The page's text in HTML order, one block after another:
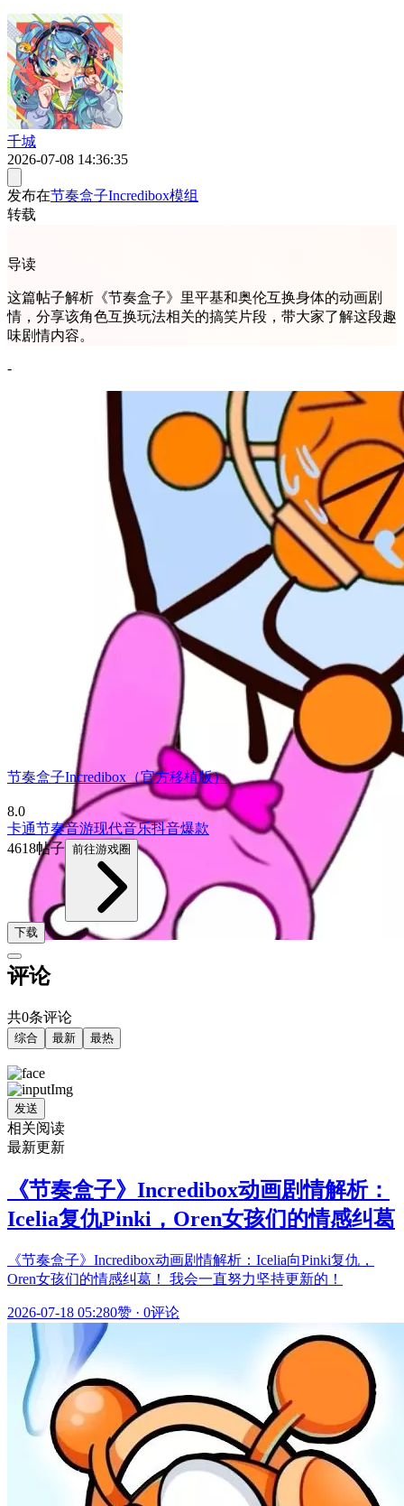
千城
2026-07-08 14:36:35
发布在节奏盒子Incredibox模组
转载
导读
这篇帖子解析《节奏盒子》里平基和奥伦互换身体的动画剧
情，分享该角色互换玩法相关的搞笑片段，带大家了解这段趣
味剧情内容。
-
节奏盒子Incredibox（官方移植版）
8.0
卡通节奏音游现代音乐抖音爆款
4618帖子 前往游戏圈
下载
评论
共0条评论
综合 最新 最热
发送
相关阅读
最新更新
《节奏盒子》Incredibox动画剧情解析：
Icelia复仇Pinki，Oren女孩们的情感纠葛
《节奏盒子》Incredibox动画剧情解析：Icelia向Pinki复仇，
Oren女孩们的情感纠葛！ 我会一直努力坚持更新的！
2026-07-18 05:280赞 · 0评论